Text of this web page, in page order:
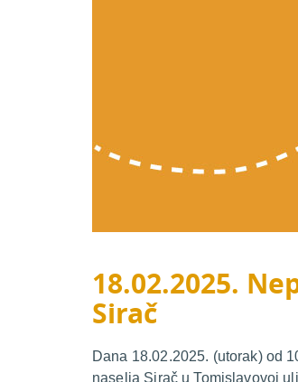
18.02.2025.
Sirač
Dana 18.02.2025. (utorak) od
naselja Sirač u Tomislavovoj